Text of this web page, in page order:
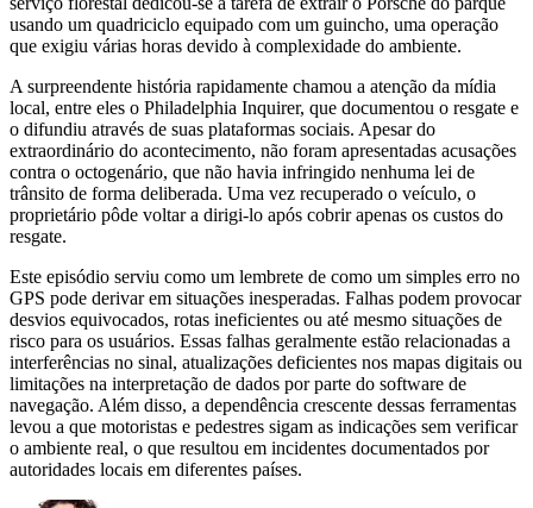
usando um quadriciclo equipado com um guincho, uma operação
que exigiu várias horas devido à complexidade do ambiente.
A surpreendente história rapidamente chamou a atenção da mídia
local, entre eles o Philadelphia Inquirer, que documentou o resgate e
o difundiu através de suas plataformas sociais. Apesar do
extraordinário do acontecimento, não foram apresentadas acusações
contra o octogenário, que não havia infringido nenhuma lei de
trânsito de forma deliberada. Uma vez recuperado o veículo, o
proprietário pôde voltar a dirigi-lo após cobrir apenas os custos do
resgate.
Este episódio serviu como um lembrete de como um simples erro no
GPS pode derivar em situações inesperadas. Falhas podem provocar
desvios equivocados, rotas ineficientes ou até mesmo situações de
risco para os usuários. Essas falhas geralmente estão relacionadas a
interferências no sinal, atualizações deficientes nos mapas digitais ou
limitações na interpretação de dados por parte do software de
navegação. Além disso, a dependência crescente dessas ferramentas
levou a que motoristas e pedestres sigam as indicações sem verificar
o ambiente real, o que resultou em incidentes documentados por
autoridades locais em diferentes países.